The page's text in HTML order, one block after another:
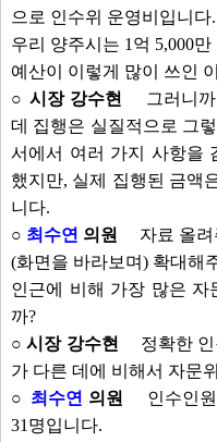
으로 인수위 운영비입니다.
우리 양주시는 1억 5,000
예산이 이렇게 많이 쓰인
○ 시장 강수현
그러니
데 집행은 실질적으로 그
서에서 여러 가지 사항을
했지만, 실제 집행된 금액
니다.
○ 최수연 의원
자료 올
(화면을 바라보며) 확대해
인근에 비해 가장 많은 자
까?
○ 시장 강수현
정확한
가 다른 데에 비해서 자문
○ 최수연 의원
인수인
31명입니다.